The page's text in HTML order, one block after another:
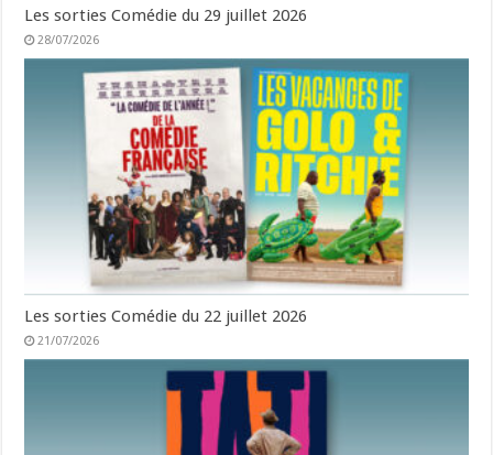
Les sorties Comédie du 29 juillet 2026
28/07/2026
Les sorties Comédie du 22 juillet 2026
21/07/2026